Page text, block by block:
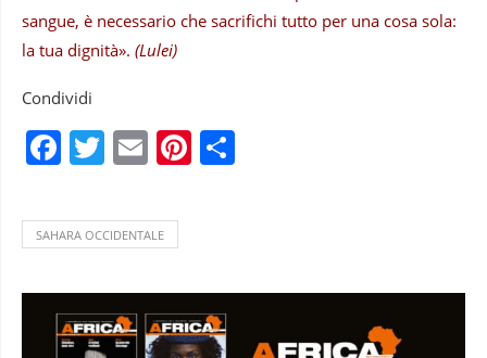
sangue, è necessario che sacrifichi tutto per una cosa sola:
la tua dignità». (Lulei)
Condividi
Facebook
Twitter
EmailPinterest
SAHARA OCCIDENTALE